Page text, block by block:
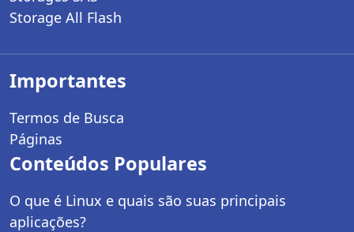
Storage All Flash
Importantes
Termos de Busca
Páginas
Conteúdos Populares
O que é Linux e quais são suas principais
aplicações?